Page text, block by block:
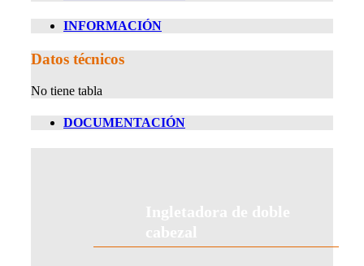
INFORMACIÓN
Datos técnicos
No tiene tabla
DOCUMENTACIÓN